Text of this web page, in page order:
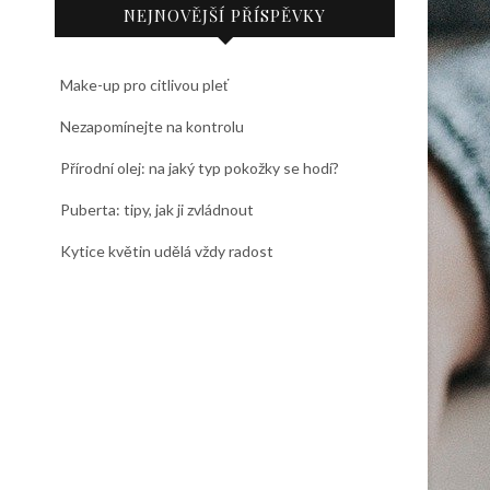
NEJNOVĚJŠÍ PŘÍSPĚVKY
Make-up pro citlivou pleť
Nezapomínejte na kontrolu
Přírodní olej: na jaký typ pokožky se hodí?
Puberta: tipy, jak ji zvládnout
Kytice květin udělá vždy radost